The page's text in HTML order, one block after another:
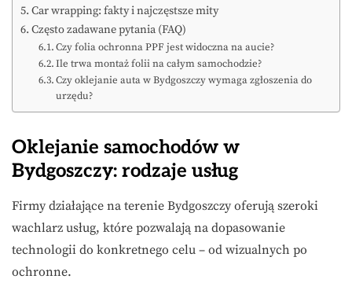
Car wrapping: fakty i najczęstsze mity
Często zadawane pytania (FAQ)
Czy folia ochronna PPF jest widoczna na aucie?
Ile trwa montaż folii na całym samochodzie?
Czy oklejanie auta w Bydgoszczy wymaga zgłoszenia do
urzędu?
Oklejanie samochodów w
Bydgoszczy: rodzaje usług
Firmy działające na terenie Bydgoszczy oferują szeroki
wachlarz usług, które pozwalają na dopasowanie
technologii do konkretnego celu – od wizualnych po
ochronne.